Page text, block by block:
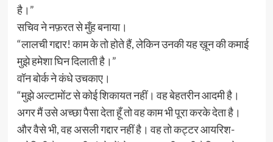
है।”
सचिव ने नफ़रत से मुँह बनाया।
“लालची गद्दार! काम के तो होते हैं, लेकिन उनकी यह ख़ून की कमाई
मुझे हमेशा घिन दिलाती है।”
वॉन बोर्क ने कंधे उचकाए।
“मुझे अल्टामोंट से कोई शिकायत नहीं। वह बेहतरीन आदमी है।
अगर मैं उसे अच्छा पैसा देता हूँ तो वह काम भी पूरा करके देता है।
और वैसे भी, वह असली गद्दार नहीं है। वह तो कट्टर आयरिश-